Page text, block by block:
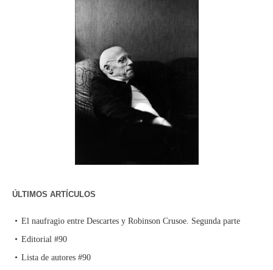
ÚLTIMOS ARTÍCULOS
El naufragio entre Descartes y Robinson Crusoe. Segunda parte
Editorial #90
Lista de autores #90